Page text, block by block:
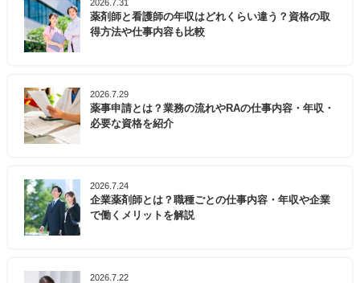
2026.7.31
薬剤師と看護師の年収はどれくらい違う？資格の取
得方法や仕事内容も比較
2026.7.29
薬事申請とは？業務の流れやRAの仕事内容・年収・
必要な資格を紹介
2026.7.24
企業薬剤師とは？職種ごとの仕事内容・年収や企業
で働くメリットを解説
2026.7.22